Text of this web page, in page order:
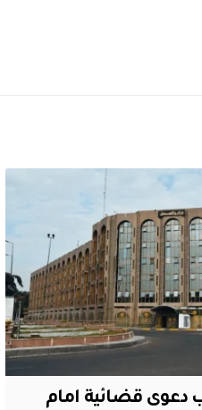
قضائية امام